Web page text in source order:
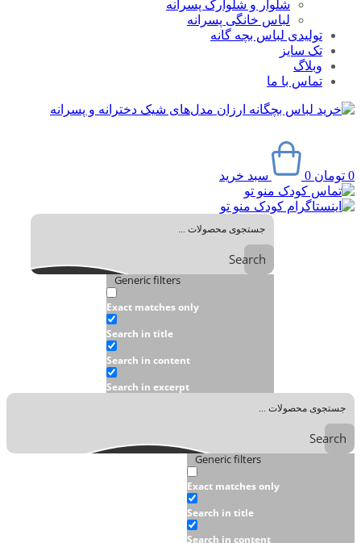
شلوار و شلوارک پسرانه
لباس خانگی پسرانه
تولیدی لباس بچه گانه
تک سایز
وبلاگ
تماس با ما
0 تومان 0 سبد خرید
Search
Generic filters
Exact matches only
Search in title
Search in content
Search in excerpt
Search
Generic filters
Exact matches only
Search in title
Search in content